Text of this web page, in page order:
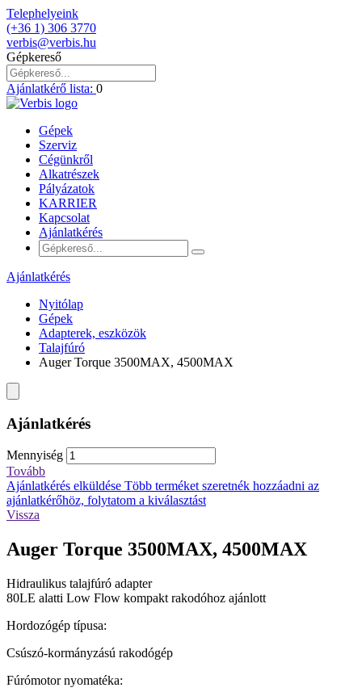
Telephelyeink
(+36 1) 306 3770
verbis@verbis.hu
Gépkereső
Ajánlatkérő lista: 0
Gépek
Szerviz
Cégünkről
Alkatrészek
Pályázatok
KARRIER
Kapcsolat
Ajánlatkérés
Ajánlatkérés
Nyitólap
Gépek
Adapterek, eszközök
Talajfúró
Auger Torque 3500MAX, 4500MAX
Ajánlatkérés
Mennyiség
Tovább
Ajánlatkérés elküldése Több terméket szeretnék hozzáadni az
ajánlatkérőhöz, folytatom a kiválasztást
Vissza
Auger Torque 3500MAX, 4500MAX
Hidraulikus talajfúró adapter
80LE alatti Low Flow kompakt rakodóhoz ajánlott
Hordozógép típusa:
Csúszó-kormányzású rakodógép
Fúrómotor nyomatéka: